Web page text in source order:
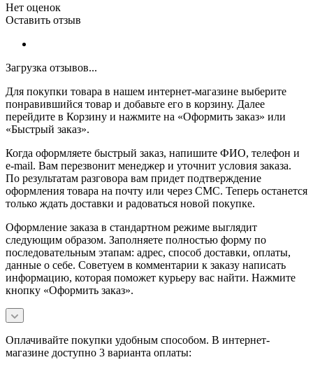
Нет оценок
Оставить отзыв
Загрузка отзывов...
Для покупки товара в нашем интернет-магазине выберите
понравившийся товар и добавьте его в корзину. Далее
перейдите в Корзину и нажмите на «Оформить заказ» или
«Быстрый заказ».
Когда оформляете быстрый заказ, напишите ФИО, телефон и
e-mail. Вам перезвонит менеджер и уточнит условия заказа.
По результатам разговора вам придет подтверждение
оформления товара на почту или через СМС. Теперь останется
только ждать доставки и радоваться новой покупке.
Оформление заказа в стандартном режиме выглядит
следующим образом. Заполняете полностью форму по
последовательным этапам: адрес, способ доставки, оплаты,
данные о себе. Советуем в комментарии к заказу написать
информацию, которая поможет курьеру вас найти. Нажмите
кнопку «Оформить заказ».
Оплачивайте покупки удобным способом. В интернет-
магазине доступно 3 варианта оплаты: